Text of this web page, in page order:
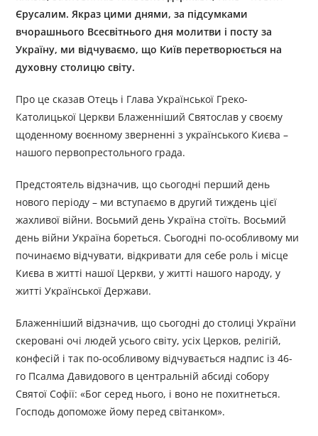
Єрусалим. Якраз цими днями, за підсумками
вчорашнього Всесвітнього дня молитви і посту за
Україну, ми відчуваємо, що Київ перетворюється на
духовну столицю світу.
Про це сказав Отець і Глава Української Греко-
Католицької Церкви Блаженніший Святослав у своєму
щоденному воєнному зверненні з українського Києва –
нашого первопрестольного града.
Предстоятель відзначив, що сьогодні перший день
нового періоду – ми вступаємо в другий тиждень цієї
жахливої війни. Восьмий день Україна стоїть. Восьмий
день війни Україна бореться. Сьогодні по-особливому ми
починаємо відчувати, відкривати для себе роль і місце
Києва в житті нашої Церкви, у житті нашого народу, у
житті Української Держави.
Блаженніший відзначив, що сьогодні до столиці України
скеровані очі людей усього світу, усіх Церков, релігій,
конфесій і так по-особливому відчувається надпис із 46-
го Псалма Давидового в центральній абсиді собору
Святої Софії: «Бог серед нього, і воно не похитнеться.
Господь допоможе йому перед світанком».